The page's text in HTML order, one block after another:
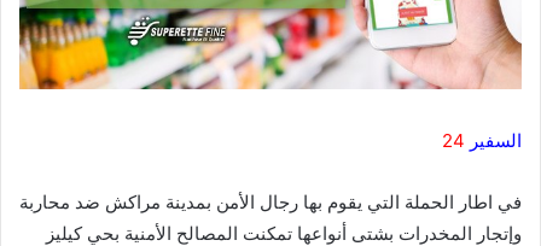
السفير 24
في اطار الحملة التي يقوم بها رجال الأمن بمدينة مراكش ضد محاربة
وإتجار المخدرات بشتى أنواعها تمكنت المصالح الأمنية بحي كيليز